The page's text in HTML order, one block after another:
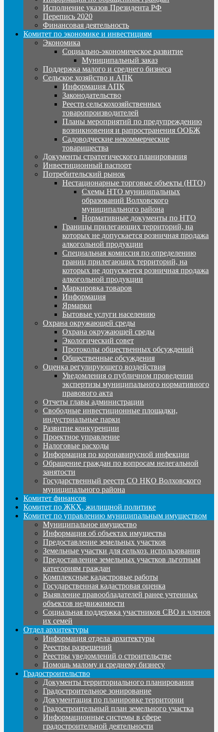
Исполнение указов Президента РФ
Перепись 2020
Финансовая деятельность
Комитет по экономике и инвестициям
Экономика
Социально-экономическое развитие
Муниципальный заказ
Поддержка малого и среднего бизнеса
Сельское хозяйство и АПК
Информация АПК
Законодательство
Реестр сельскохозяйственных
товаропроизводителей
Планы мероприятий по предупреждению
возникновения и рапространения ООБЖ
Садоводческие некоммерческие
товарищества
Документы стратегического планирования
Инвестиционный паспорт
Потребительский рынок
Нестационарные торговые объекты (НТО)
Схемы НТО муниципальных
образований Волховского
муниципального района
Нормативные документы по НТО
Границы прилегающих территорий, на
которых не допускается розничная продажа
алкогольной продукции
Специальная комиссия по определению
границ прилегающих территорий, на
которых не допускается розничная продажа
алкогольной продукции
Маркировка товаров
Информация
Ярмарки
Бытовые услуги населению
Охрана окружающей среды
Охрана окружающей среды
Экологический совет
Протоколы общественных обсуждений
Общественные обсуждения
Оценка регулирующего воздействия
Уведомления о публичном проведении
экспертизы муниципального нормативного
правового акта
Отчеты главы администрации
Свободные инвестиционные площадки,
индустриальные парки
Развитие конкуренции
Проектное управление
Налоговые расходы
Информация по коронавирусной инфекции
Обращение граждан по вопросам нелегальной
занятости
Государственный реестр СО НКО Волховского
муниципального района
Комитет финансов
Комитет по ЖКХ, жилищной политике
Комитет по управлению муниципальным имуществом
Муниципальное имущество
Информация об объектах имущества
Предоставление земельных участков
Земельные участки для сельхоз. использования
Предоставление земельных участков льготным
категориям граждан
Комплексные кадастровые работы
Государственная кадастровая оценка
Выявление правообладателей ранее учтенных
объектов недвижимости
Социальная поддержка участников СВО и членов
их семей
Отдел архитектуры
Информация отдела архитектуры
Реестры разрешений
Реестры уведомлений о строительстве
Помощь малому и среднему бизнесу
Градостроительство
Документы территориального планирования
Градостроительное зонирование
Документация по планировке территории
Градостроительный план земельного участка
Информационные системы в сфере
градостроительной деятельности